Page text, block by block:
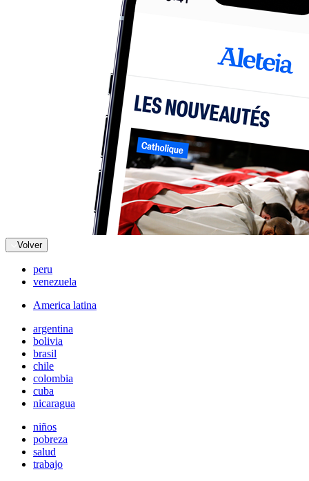
Volver
peru
venezuela
America latina
argentina
bolivia
brasil
chile
colombia
cuba
nicaragua
niños
pobreza
salud
trabajo